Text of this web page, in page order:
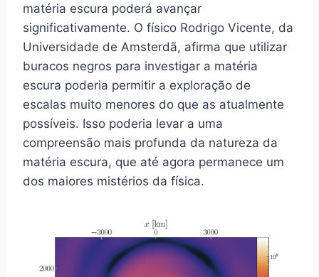
matéria escura poderá avançar
significativamente. O físico Rodrigo Vicente, da
Universidade de Amsterdã, afirma que utilizar
buracos negros para investigar a matéria
escura poderia permitir a exploração de
escalas muito menores do que as atualmente
possíveis. Isso poderia levar a uma
compreensão mais profunda da natureza da
matéria escura, que até agora permanece um
dos maiores mistérios da física.